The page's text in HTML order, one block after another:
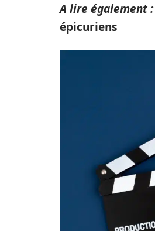
A lire également :
épicuriens